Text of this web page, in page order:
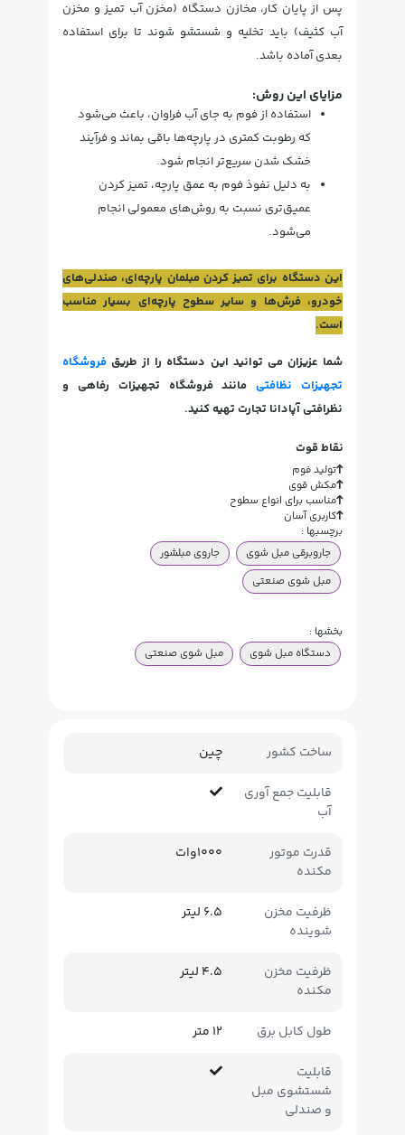
پس از پایان کار، مخازن دستگاه (مخزن آب تمیز و مخزن
آب کثیف) باید تخلیه و شستشو شوند تا برای استفاده
بعدی آماده باشد.
مزایای این روش:
استفاده از فوم به جای آب فراوان، باعث می‌شود
که رطوبت کمتری در پارچه‌ها باقی بماند و فرآیند
خشک شدن سریع‌تر انجام شود.
به دلیل نفوذ فوم به عمق پارچه، تمیز کردن
عمیق‌تری نسبت به روش‌های معمولی انجام
می‌شود.
این دستگاه برای تمیز کردن مبلمان پارچه‌ای، صندلی‌های
خودرو، فرش‌ها و سایر سطوح پارچه‌ای بسیار مناسب
است.
شما عزیزان می توانید این دستگاه را از طریق فروشگاه
تجهیزات نظافتیمانند فروشگاه تجهیزات رفاهی و
نظرافتی آپادانا تجارت تهیه کنید.
نقاط قوت
تولید فوم
مکش قوی
مناسب برای انواع سطوح
کاربری آسان
برچسبها :
جاروبرقی مبل شوی
جاروی مبلشور
مبل شوی صنعتی
بخشها :
دستگاه مبل شوی
مبل شوی صنعتی
ساخت کشور چین
قابلیت جمع آوری
آب
قدرت موتور
مکنده
1000وات
ظرفیت مخزن
شوینده
6.5 لیتر
ظرفیت مخزن
مکنده
4.5 لیتر
طول کابل برق 12 متر
قابلیت
شستشوی مبل
و صندلی